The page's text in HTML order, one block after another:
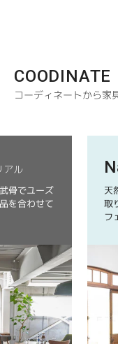
COODINATE
コーディネートから家
アル
骨でユーズ
を合わせて
天
取
フ